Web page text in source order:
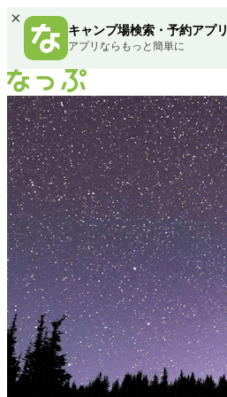
×
キャンプ場検索・予約アプリ
アプリならもっと簡単に